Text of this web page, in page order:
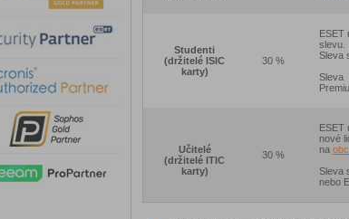
Studenti
(držitelé ISIC
karty)
30 %
ESET
slevu.
Sleva
Učitelé
(držitelé ITIC
karty)
30 %
ESET
nové
na
Sleva
nebo